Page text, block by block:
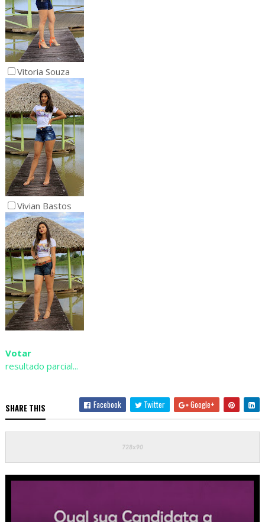
Vitoria Souza
Vivian Bastos
Votar
resultado parcial...
SHARE THIS Facebook Twitter Google+